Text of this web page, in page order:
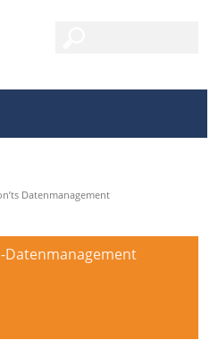
Datenmanagement
Datenmanagement